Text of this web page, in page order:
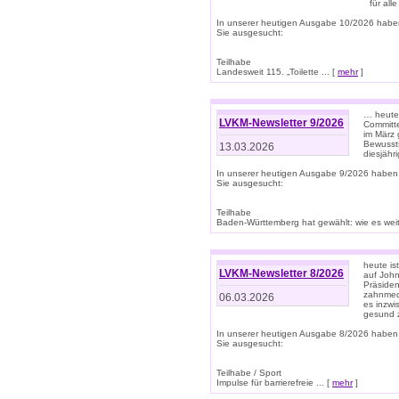
für
In unserer heutigen Ausgabe 10/2026
Sie ausgesucht:
Teilhabe
Landesweit 115. „Toilette ... [ mehr]
LVKM-Newsletter 9/2026
13.03.2026
…
im März
In unserer heutigen Ausgabe 9/2026
Sie ausgesucht:
Teilhabe
Baden-Württemberg hat gewählt: wie es
LVKM-Newsletter 8/2026
06.03.2026
heute
auf
es
gesund
In unserer heutigen Ausgabe 8/2026
Sie ausgesucht:
Teilhabe / Sport
Impulse für barrierefreie ... [ mehr]